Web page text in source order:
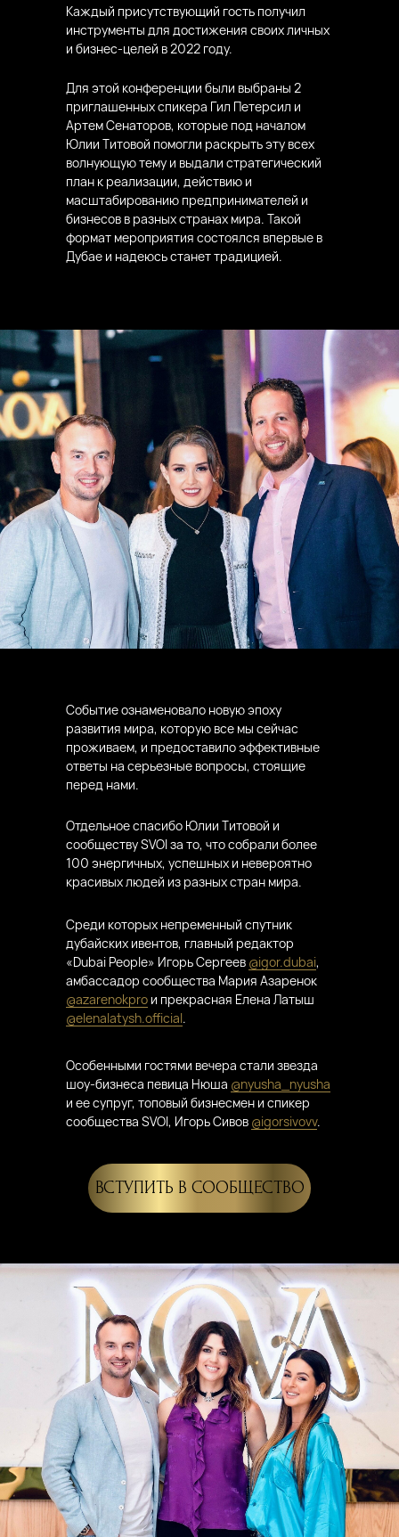
Для этой конференции были выбраны 2
приглашенных спикера Гил Петерсил и
Артем Сенаторов, которые под началом
Юлии Титовой помогли раскрыть эту всех
волнующую тему и выдали стратегический
план к реализации, действию и
масштабированию предпринимателей и
бизнесов в разных странах мира. Такой
формат мероприятия состоялся впервые в
Дубае и надеюсь станет традицией.
Каждый присутствующий гость получил
инструменты для достижения своих личных
и бизнес-целей в 2022 году.
Событие ознаменовало новую эпоху
развития мира, которую все мы сейчас
проживаем, и предоставило эффективные
ответы на серьезные вопросы, стоящие
перед нами.
Отдельное спасибо Юлии Титовой и
сообществу SVOI за то, что собрали более
100 энергичных, успешных и невероятно
красивых людей из разных стран мира.
Среди которых непременный спутник
дубайских ивентов, главный редактор
«Dubai People» Игорь Сергеев @igor.dubai,
амбассадор сообщества Мария Азаренок
@azarenokpro и прекрасная Елена Латыш
@elenalatysh.official.
Особенными гостями вечера стали звезда
шоу-бизнеса певица Нюша @nyusha_nyusha
и ее супруг, топовый бизнесмен и спикер
сообщества SVOI, Игорь Сивов @igorsivovv.
ВСТУПИТЬ В СООБЩЕСТВО